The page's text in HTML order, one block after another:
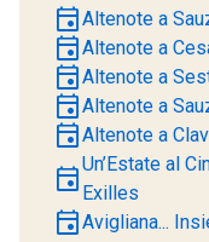
eventAltenote a
eventAltenote a
eventAltenote a
eventAltenote a
eventAltenote a
eventUn’Estate al
Exilles
eventAvigliana...